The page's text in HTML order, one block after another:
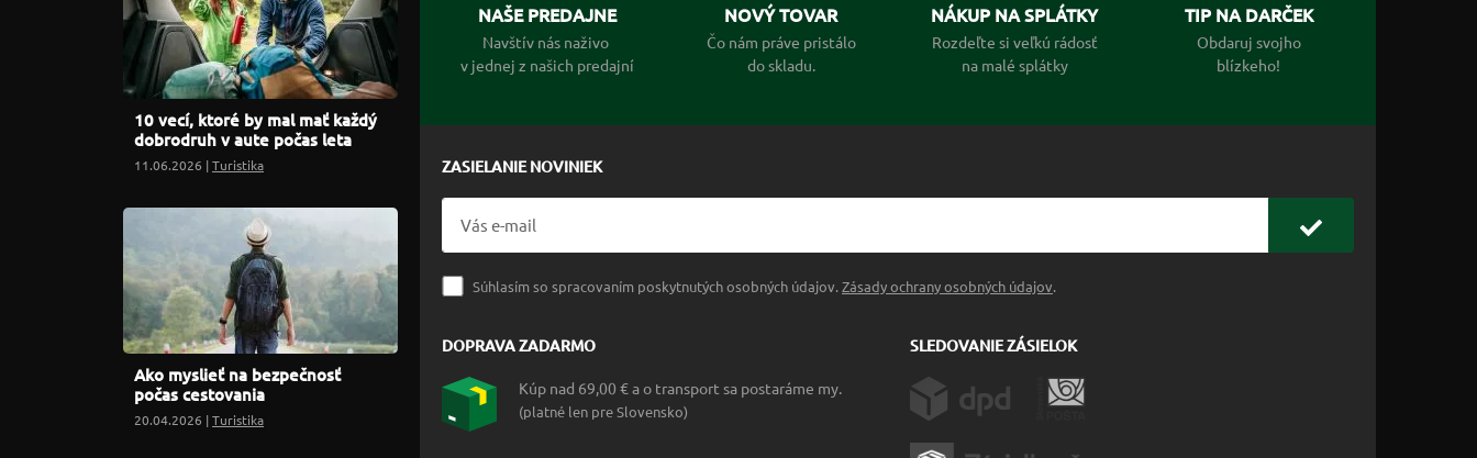
10 vecí, ktoré by mal mať každý
dobrodruh v aute počas leta
11.06.2026 |Turistika
Ako myslieť na bezpečnosť
počas cestovania
20.04.2026 |Turistika
NAŠE PREDAJNE
Navštív nás naživo
v jednej z našich predajní
NOVÝ TOVAR
Čo nám práve pristálo
do skladu.
NÁKUP NA SPLÁTKY
Rozdeľte si veľkú rádosť
na malé splátky
TIP NA DARČEK
Obdaruj svojho
blízkeho!
ZASIELANIE NOVINIEK
Súhlasím so spracovaním poskytnutých osobných údajov.Zásady ochrany osobných údajov.
DOPRAVA ZADARMO
Kúp nad 69,00 € a o transport sa postaráme my.
(platné len pre Slovensko)
SLEDOVANIE ZÁSIELOK